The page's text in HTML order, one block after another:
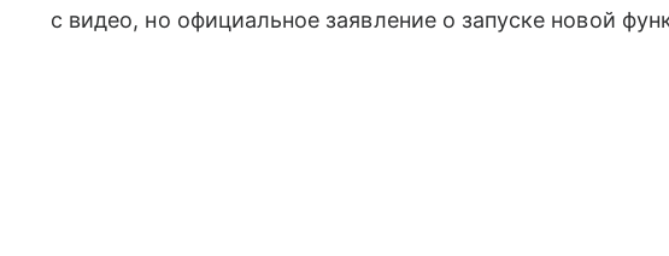
с видео, но официальное заявление о запуске новой